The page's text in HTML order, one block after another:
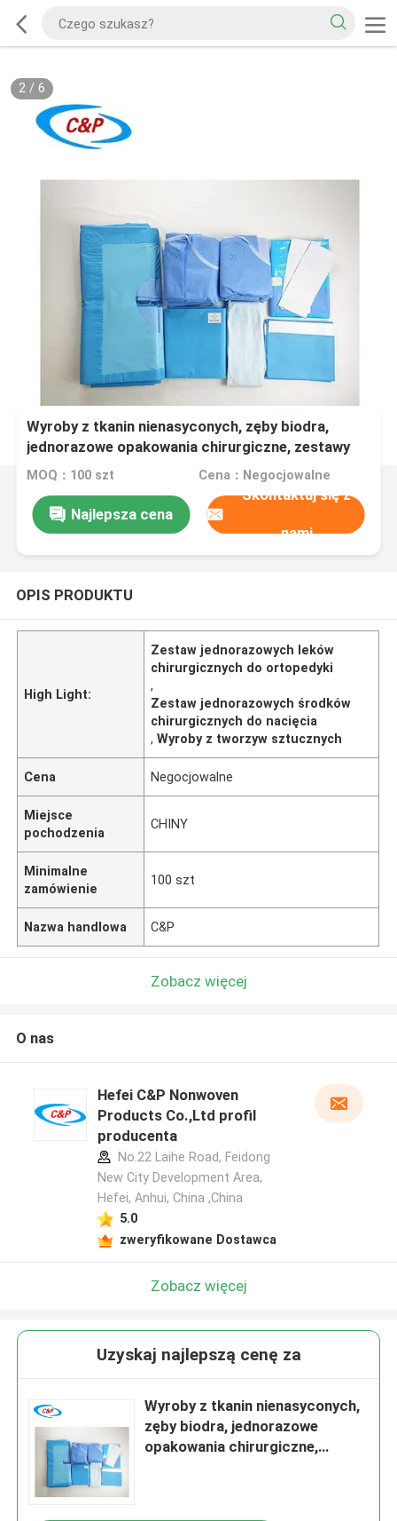
2/ 6
Wyroby z tkanin nienasyconych, zęby biodra,
jednorazowe opakowania chirurgiczne, zestawy
klejące, zasłony z nacięcia
MOQ：100 szt Cena：Negocjowalne
Najlepsza cena
Skontaktuj się z
nami
OPIS PRODUKTU
High Light:
Zestaw jednorazowych leków
chirurgicznych do ortopedyki
,
Zestaw jednorazowych środków
chirurgicznych do nacięcia
,Wyroby z tworzyw sztucznych
Cena Negocjowalne
Miejsce
pochodzenia
CHINY
Minimalne
zamówienie
100 szt
Nazwa handlowa C&P
Zobacz więcej
O nas
Hefei C&P Nonwoven
Products Co.,Ltd profil
producenta
No.22 Laihe Road, Feidong
New City Development Area,
Hefei, Anhui, China ,China
5.0
zweryfikowane Dostawca
Zobacz więcej
Uzyskaj najlepszą cenę za
Wyroby z tkanin nienasyconych,
zęby biodra, jednorazowe
opakowania chirurgiczne,